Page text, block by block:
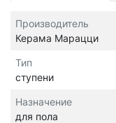
Производитель
Керама Марацци
Тип
ступени
Назначение
для пола